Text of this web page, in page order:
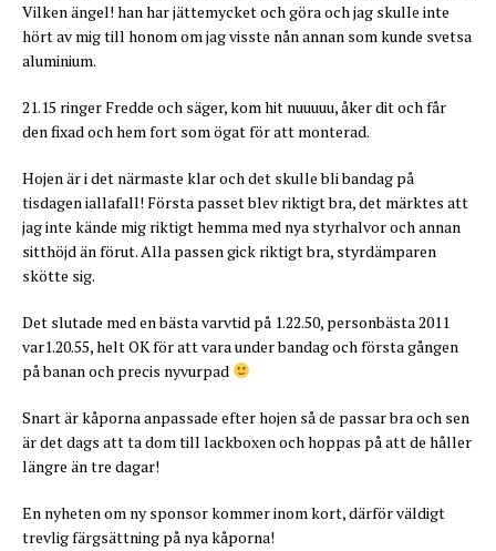
Vilken ängel! han har jättemycket och göra och jag skulle inte
hört av mig till honom om jag visste nån annan som kunde svetsa
aluminium.
21.15 ringer Fredde och säger, kom hit nuuuuu, åker dit och får
den fixad och hem fort som ögat för att monterad.
Hojen är i det närmaste klar och det skulle bli bandag på
tisdagen iallafall! Första passet blev riktigt bra, det märktes att
jag inte kände mig riktigt hemma med nya styrhalvor och annan
sitthöjd än förut. Alla passen gick riktigt bra, styrdämparen
skötte sig.
Det slutade med en bästa varvtid på 1.22.50, personbästa 2011
var1.20.55, helt OK för att vara under bandag och första gången
på banan och precis nyvurpad
Snart är kåporna anpassade efter hojen så de passar bra och sen
är det dags att ta dom till lackboxen och hoppas på att de håller
längre än tre dagar!
En nyheten om ny sponsor kommer inom kort, därför väldigt
trevlig färgsättning på nya kåporna!